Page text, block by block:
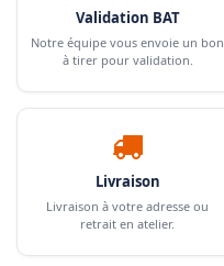
Validation BAT
Notre équipe vous envoie un bon
à tirer pour validation.
Livraison
Livraison à votre adresse ou
retrait en atelier.